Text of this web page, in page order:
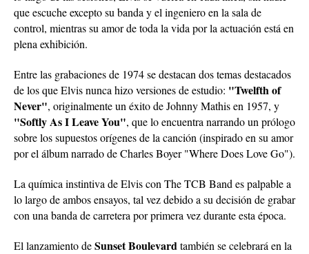
que escuche excepto su banda y el ingeniero en la sala de
control, mientras su amor de toda la vida por la actuación está en
plena exhibición.
Entre las grabaciones de 1974 se destacan dos temas destacados
de los que Elvis nunca hizo versiones de estudio: "Twelfth of
Never", originalmente un éxito de Johnny Mathis en 1957, y
"Softly As I Leave You", que lo encuentra narrando un prólogo
sobre los supuestos orígenes de la canción (inspirado en su amor
por el álbum narrado de Charles Boyer "Where Does Love Go").
La química instintiva de Elvis con The TCB Band es palpable a
lo largo de ambos ensayos, tal vez debido a su decisión de grabar
con una banda de carretera por primera vez durante esta época.
El lanzamiento deSunset Boulevardtambién se celebrará en la